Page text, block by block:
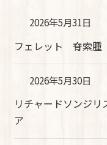
2026年5月31日
フェレット 脊索腫
2026年5月30日
リチャードソンジ
ア